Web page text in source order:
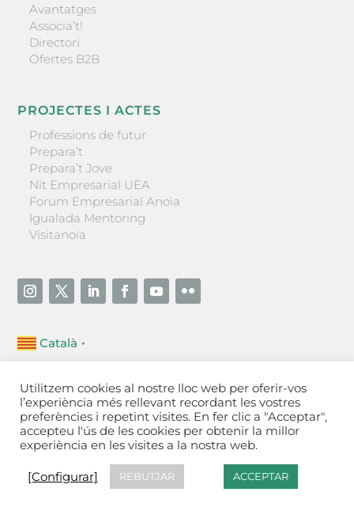
Avantatges
Associa’t!
Directori
Ofertes B2B
PROJECTES I ACTES
Professions de futur
Prepara’t
Prepara’t Jove
Nit Empresarial UEA
Forum Empresarial Anoia
Igualada Mentoring
Visitanoia
Català ▼
Unió Empresarial de l’Anoia (UEA)
Ctra. de Manresa, 131, 08700 – Igualada(Barcelona)
Tel 93 805 22 92
Contactar
de cookies [Configurar]
Fet a Igualada per Aladetres
Utilitzem cookies al nostre lloc web per oferir-vos
l’experiència més rellevant recordant les vostres
preferències i repetint visites. En fer clic a "Acceptar",
accepteu l'ús de les cookies per obtenir la millor
experiència en les visites a la nostra web.
[Configurar] REBUTJAR ACCEPTAR